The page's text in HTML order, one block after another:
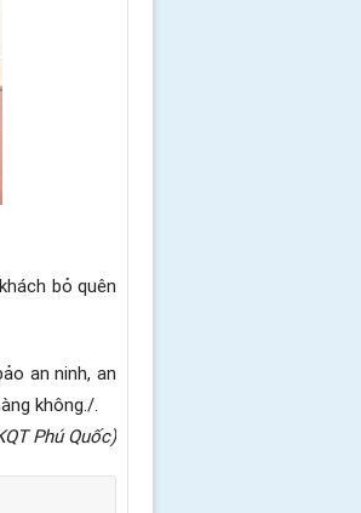
bỏ quên
an ninh, an
không./.
Phú Quốc)